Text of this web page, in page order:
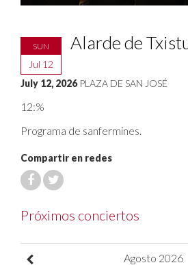
SUN
Jul 12
Alarde de
July 12, 2026 PLAZA DE SAN JOSÉ
12:%
Programa de sanfermines.
Compartir en redes
Próximos conciertos
Agosto 2026